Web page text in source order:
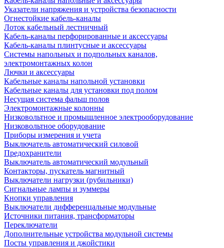
Указатели напряжения и устройства безопасности
Огнестойкие кабель-каналы
Лоток кабельный лестничный
Кабель-каналы перфорированные и аксессуары
Кабель-каналы плинтусные и аксессуары
Системы напольных и подпольных каналов,
электромонтажных колон
Лючки и аксессуары
Кабельные каналы напольной установки
Кабельные каналы для установки под полом
Несущая система фальш полов
Электромонтажные колонны
Низковольтное и промышленное электрооборудование
Низковольтное оборудование
Приборы измерения и учета
Выключатель автоматический силовой
Предохранители
Выключатель автоматический модульный
Контакторы, пускатель магнитный
Выключатели нагрузки (рубильники)
Сигнальные лампы и зуммеры
Кнопки управления
Выключатели дифференцальные модульные
Источники питания, трансформаторы
Переключатели
Дополнительные устройства модульной системы
Посты управления и джойстики